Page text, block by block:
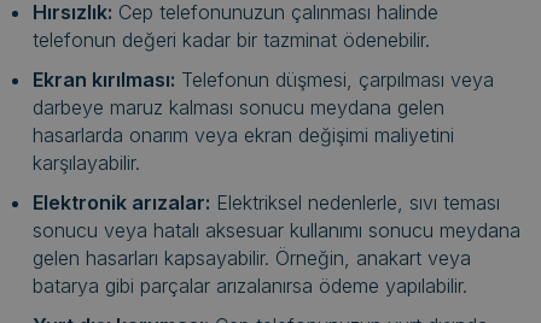
Hırsızlık: Cep telefonunuzun çalınması halinde
telefonun değeri kadar bir tazminat ödenebilir.
Ekran kırılması: Telefonun düşmesi, çarpılması veya
darbeye maruz kalması sonucu meydana gelen
hasarlarda onarım veya ekran değişimi maliyetini
karşılayabilir.
Elektronik arızalar: Elektriksel nedenlerle, sıvı teması
sonucu veya hatalı aksesuar kullanımı sonucu meydana
gelen hasarları kapsayabilir. Örneğin, anakart veya
batarya gibi parçalar arızalanırsa ödeme yapılabilir.